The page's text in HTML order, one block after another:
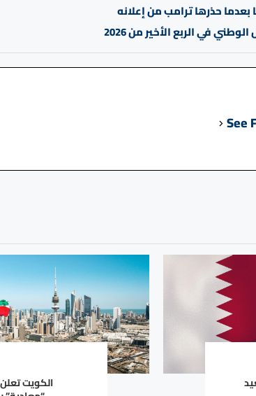
بعدما حذرها ترامب من إعلانه
في الربع الأخير من 2026
See
الكويت